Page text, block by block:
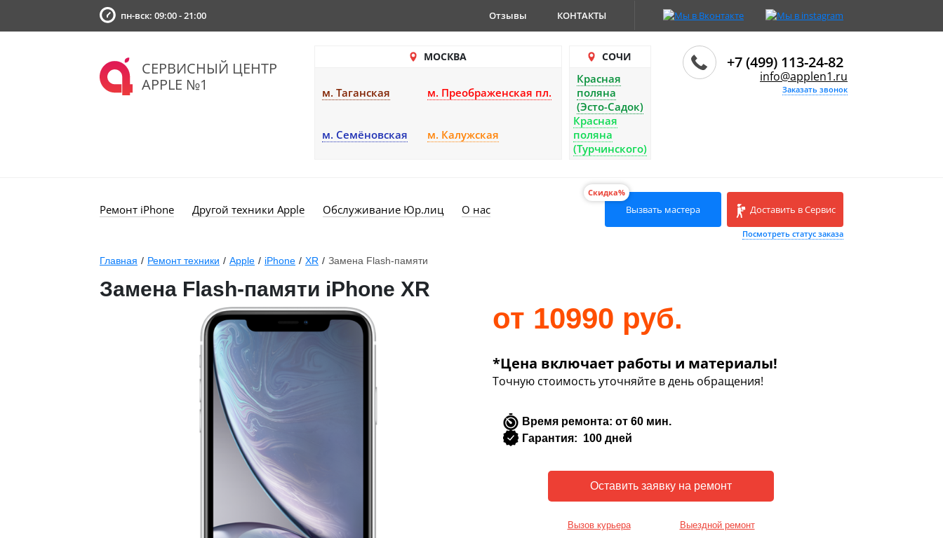
пн-вск: 09:00 - 21:00 Отзывы КОНТАКТЫ
СЕРВИСНЫЙ ЦЕНТР
APPLE №1
МОСКВА
м. Таганская м. Преображенская пл.
м. Семёновская м. Калужская
СОЧИ
Красная
поляна
(Эсто-Садок)
Красная
поляна
(Турчинского)
+7 (499) 113-24-82
info@applen1.ru
Заказать звонок
Ремонт iPhone Другой техники Apple Обслуживание Юр.лиц О нас
Скидка%
Вызвать мастера Доставить в Сервис
Посмотреть статус заказа
Главная / Ремонт техники / Apple / iPhone / XR / Замена Flash-памяти
Замена Flash-памяти iPhone XR
от 10990 руб.
*Цена включает работы и материалы!
Точную стоимость уточняйте в день обращения!
Время ремонта: от 60 мин.
Гарантия: 100 дней
Вызов курьера Выездной ремонт